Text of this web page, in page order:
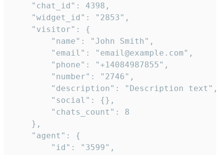
    "chat_id": 4398,
    "widget_id": "2853",
    "visitor": {
        "name": "John Smith",
        "email": "email@example.com",
        "phone": "+14084987855",
        "number": "2746",
        "description": "Description text",
        "social": {},
        "chats_count": 8
    },
    "agent": {
        "id": "3599",